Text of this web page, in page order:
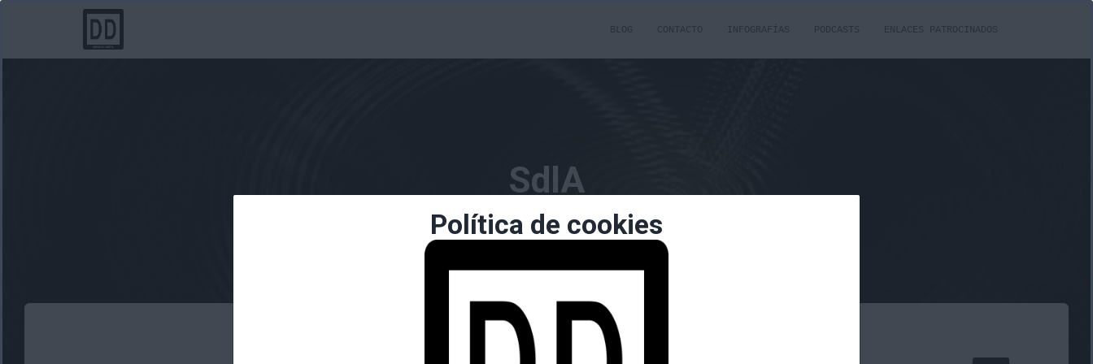
BLOG CONTACTO INFOGRAFÍAS PODCASTS ENLACES PATROCINADOS
SdlA
Política de cookies